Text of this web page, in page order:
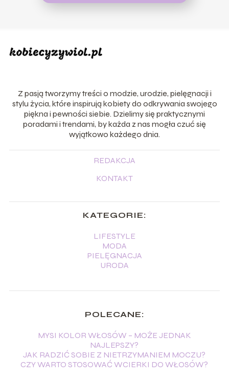
Z pasją tworzymy treści o modzie, urodzie, pielęgnacji i
stylu życia, które inspirują kobiety do odkrywania swojego
piękna i pewności siebie. Dzielimy się praktycznymi
poradami i trendami, by każda z nas mogła czuć się
wyjątkowo każdego dnia.
REDAKCJA
KONTAKT
KATEGORIE:
LIFESTYLE
MODA
PIELĘGNACJA
URODA
POLECANE:
MYSI KOLOR WŁOSÓW – MOŻE JEDNAK
NAJLEPSZY?
JAK RADZIĆ SOBIE Z NIETRZYMANIEM MOCZU?
CZY WARTO STOSOWAĆ WCIERKI DO WŁOSÓW?